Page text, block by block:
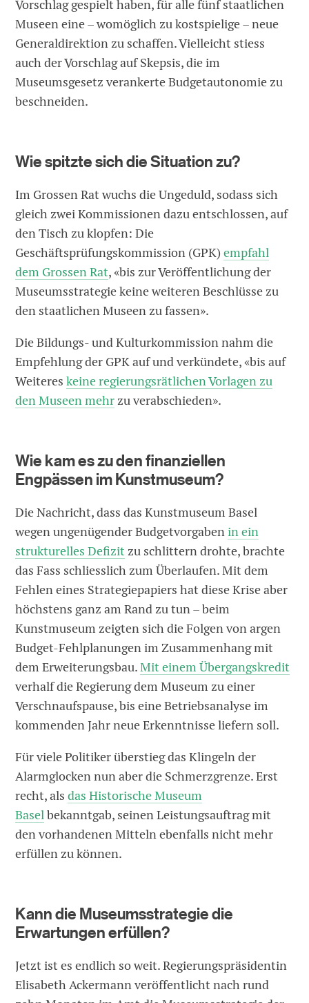
Vorschlag gespielt haben, für alle fünf staatlichen
Museen eine – womöglich zu kostspielige – neue
Generaldirektion zu schaffen. Vielleicht stiess
auch der Vorschlag auf Skepsis, die im
Museumsgesetz verankerte Budgetautonomie zu
beschneiden.
Wie spitzte sich die Situation zu?
Im Grossen Rat wuchs die Ungeduld, sodass sich
gleich zwei Kommissionen dazu entschlossen, auf
den Tisch zu klopfen: Die
Geschäftsprüfungskommission (GPK)empfahl
dem Grossen Rat, «bis zur Veröffentlichung der
Museumsstrategie keine weiteren Beschlüsse zu
den staatlichen Museen zu fassen».
Die Bildungs- und Kulturkommission nahm die
Empfehlung der GPK auf und verkündete, «bis auf
Weitereskeine regierungsrätlichen Vorlagen zu
den Museen mehrzu verabschieden».
Wie kam es zu den finanziellen
Engpässen im Kunstmuseum?
Die Nachricht, dass das Kunstmuseum Basel
wegen ungenügender Budgetvorgabenin ein
strukturelles Defizitzu schlittern drohte, brachte
das Fass schliesslich zum Überlaufen. Mit dem
Fehlen eines Strategiepapiers hat diese Krise aber
höchstens ganz am Rand zu tun – beim
Kunstmuseum zeigten sich die Folgen von argen
Budget-Fehlplanungen im Zusammenhang mit
dem Erweiterungsbau.Mit einem Übergangskredit
verhalf die Regierung dem Museum zu einer
Verschnaufspause, bis eine Betriebsanalyse im
kommenden Jahr neue Erkenntnisse liefern soll.
Für viele Politiker überstieg das Klingeln der
Alarmglocken nun aber die Schmerzgrenze. Erst
recht, alsdas Historische Museum
Baselbekanntgab, seinen Leistungsauftrag mit
den vorhandenen Mitteln ebenfalls nicht mehr
erfüllen zu können.
Kann die Museumsstrategie die
Erwartungen erfüllen?
Jetzt ist es endlich so weit. Regierungspräsidentin
Elisabeth Ackermann veröffentlicht nach rund